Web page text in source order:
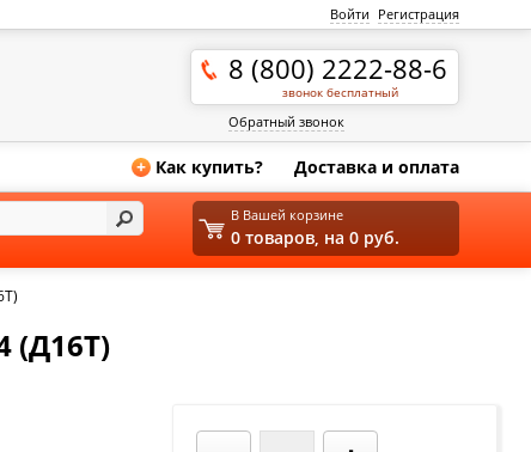
Войти Регистрация
8 (800) 2222-88-6
звонок бесплатный
Обратный звонок
+ Как купить? Доставка и оплата
(Д16Т)
В Вашей корзине
0 товаров, на 0 руб.